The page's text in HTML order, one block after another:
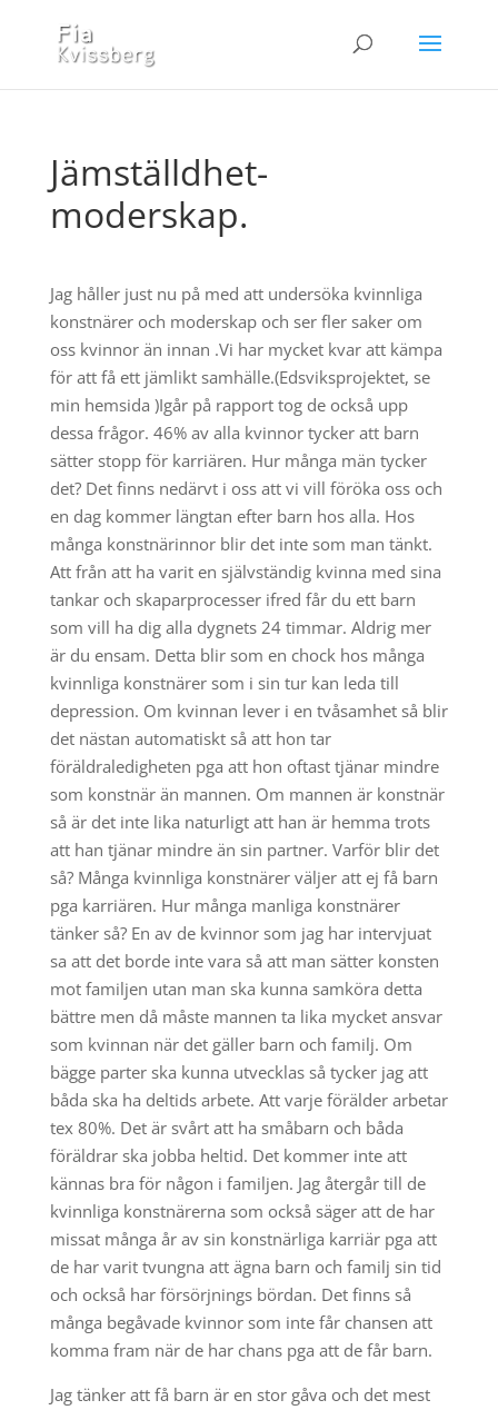
Jämställdhet-
moderskap.
Jag håller just nu på med att undersöka kvinnliga
konstnärer och moderskap och ser fler saker om
oss kvinnor än innan .Vi har mycket kvar att kämpa
för att få ett jämlikt samhälle.(Edsviksprojektet, se
min hemsida )Igår på rapport tog de också upp
dessa frågor. 46% av alla kvinnor tycker att barn
sätter stopp för karriären. Hur många män tycker
det? Det finns nedärvt i oss att vi vill föröka oss och
en dag kommer längtan efter barn hos alla. Hos
många konstnärinnor blir det inte som man tänkt.
Att från att ha varit en självständig kvinna med sina
tankar och skaparprocesser ifred får du ett barn
som vill ha dig alla dygnets 24 timmar. Aldrig mer
är du ensam. Detta blir som en chock hos många
kvinnliga konstnärer som i sin tur kan leda till
depression. Om kvinnan lever i en tvåsamhet så blir
det nästan automatiskt så att hon tar
föräldraledigheten pga att hon oftast tjänar mindre
som konstnär än mannen. Om mannen är konstnär
så är det inte lika naturligt att han är hemma trots
att han tjänar mindre än sin partner. Varför blir det
så? Många kvinnliga konstnärer väljer att ej få barn
pga karriären. Hur många manliga konstnärer
tänker så? En av de kvinnor som jag har intervjuat
sa att det borde inte vara så att man sätter konsten
mot familjen utan man ska kunna samköra detta
bättre men då måste mannen ta lika mycket ansvar
som kvinnan när det gäller barn och familj. Om
bägge parter ska kunna utvecklas så tycker jag att
båda ska ha deltids arbete. Att varje förälder arbetar
tex 80%. Det är svårt att ha småbarn och båda
föräldrar ska jobba heltid. Det kommer inte att
kännas bra för någon i familjen. Jag återgår till de
kvinnliga konstnärerna som också säger att de har
missat många år av sin konstnärliga karriär pga att
de har varit tvungna att ägna barn och familj sin tid
och också har försörjnings bördan. Det finns så
många begåvade kvinnor som inte får chansen att
komma fram när de har chans pga att de får barn.
Jag tänker att få barn är en stor gåva och det mest